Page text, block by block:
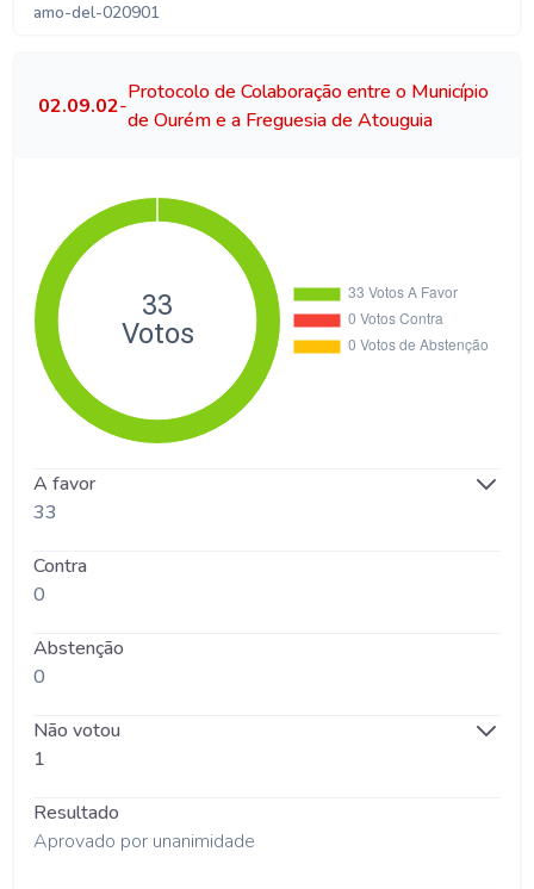
amo-del-020901
02.09.02-
Protocolo de Colaboração entre o Município
de Ourém e a Freguesia de Atouguia
A favor
33
Contra
0
Abstenção
0
Não votou
1
Resultado
Aprovado por unanimidade